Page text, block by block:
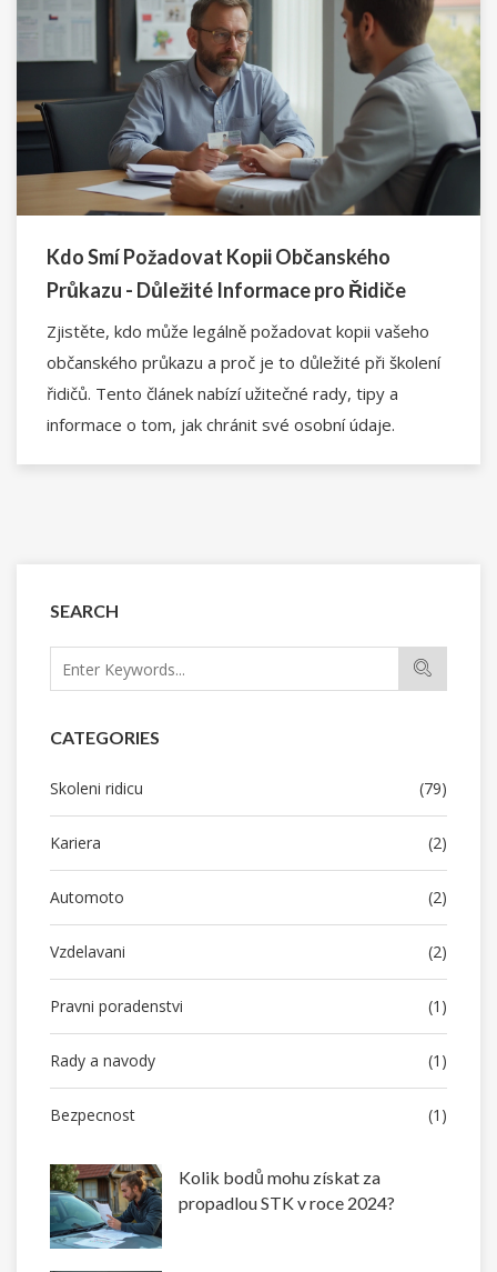
SEARCH
CATEGORIES
Skoleni ridicu (79)
Kariera (2)
Automoto (2)
Vzdelavani (2)
Pravni poradenstvi (1)
Rady a navody (1)
Bezpecnost (1)
Kolik bodů mohu získat za
propadlou STK v roce 2024?
Kdo Smí Požadovat Kopii Občanského
Průkazu - Důležité Informace pro Řidiče
Zjistěte, kdo může legálně požadovat kopii vašeho
občanského průkazu a proč je to důležité při školení
řidičů. Tento článek nabízí užitečné rady, tipy a
informace o tom, jak chránit své osobní údaje.